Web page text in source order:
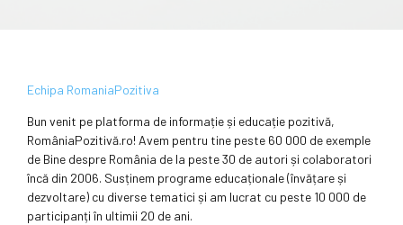
Echipa RomaniaPozitiva
Bun venit pe platforma de informație și educație pozitivă,
RomâniaPozitivă.ro! Avem pentru tine peste 60 000 de exemple
de Bine despre România de la peste 30 de autori și colaboratori
încă din 2006. Susținem programe educaționale (învățare și
dezvoltare) cu diverse tematici și am lucrat cu peste 10 000 de
participanți în ultimii 20 de ani.